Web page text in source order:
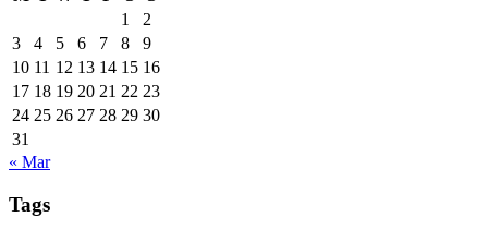
1
2
3
4 5 6 7 8
9
10 11 12 13 14 15 16
17 18 19 20 21 22 23
24 25 26 27 28 29 30
31
« Mar
Tags